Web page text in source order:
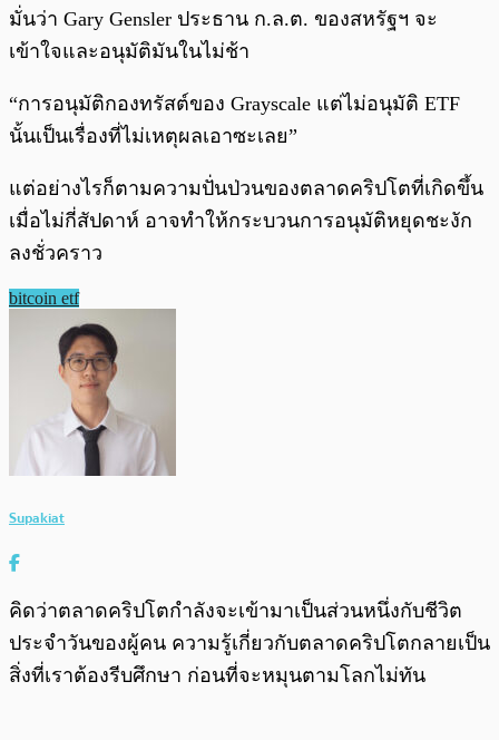
มั่นว่า Gary Gensler ประธาน ก.ล.ต. ของสหรัฐฯ จะ
เข้าใจและอนุมัติมันในไม่ช้า
“การอนุมัติกองทรัสต์ของ Grayscale แต่ไม่อนุมัติ ETF
นั้นเป็นเรื่องที่ไม่เหตุผลเอาซะเลย”
แต่อย่างไรก็ตามความปั่นป่วนของตลาดคริปโตที่เกิดขึ้น
เมื่อไม่กี่สัปดาห์ อาจทำให้กระบวนการอนุมัติหยุดชะงัก
ลงชั่วคราว
bitcoin etf
Supakiat
คิดว่าตลาดคริปโตกำลังจะเข้ามาเป็นส่วนหนึ่งกับชีวิต
ประจำวันของผู้คน ความรู้เกี่ยวกับตลาดคริปโตกลายเป็น
สิ่งที่เราต้องรีบศึกษา ก่อนที่จะหมุนตามโลกไม่ทัน